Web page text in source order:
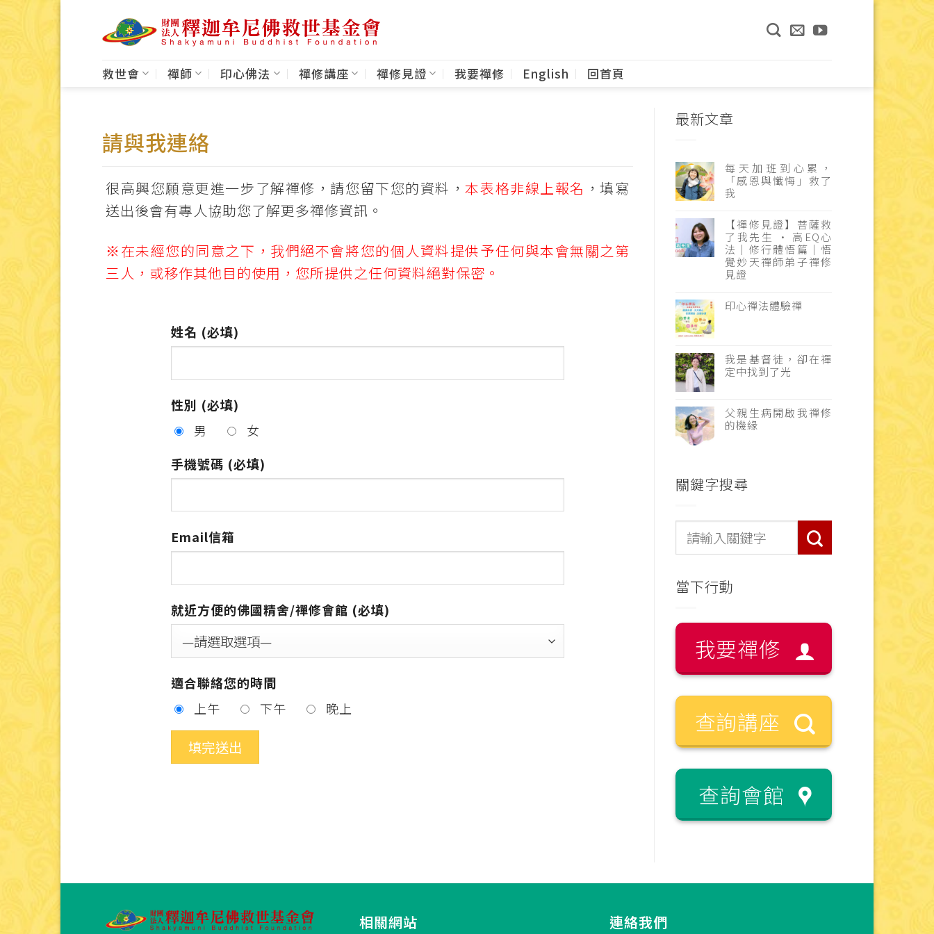
救世會 禪師 印心佛法 禪修講座 禪修見證 我要禪修 English 回首頁
請與我連絡
很高興您願意更進一步了解禪修，請您留下您的資料，本表格非線上報名 ，填寫
送出後會有專人協助您了解更多禪修資訊。
※在未經您的同意之下，我們絕不會將您的個人資料提供予任何與本會無關之第
三人，或移作其他目的使用，您所提供之任何資料絕對保密。
姓名 (必填)
性別 (必填)
男
女
手機號碼 (必填)
Email信箱
就近方便的佛國精舍/禪修會館 (必填)
適合聯絡您的時間
上午
下午 晚上
最新文章
每天加班到心累，
「感恩與懺悔」救了
我
【禪修見證】菩薩救
了我先生 · 高EQ心
法｜修行體悟篇｜悟
覺妙天禪師弟子禪修
見證
印心禪法體驗禪
我是基督徒，卻在禪
定中找到了光
父親生病開啟我禪修
的機緣
關鍵字搜尋
當下行動
我要禪修
查詢講座
查詢會館
相關網站 連絡我們